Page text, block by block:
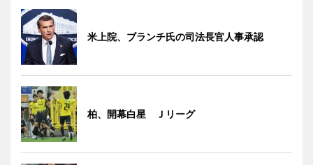
米上院、ブランチ氏の司法長官人事承認
柏、開幕白星 Ｊリーグ